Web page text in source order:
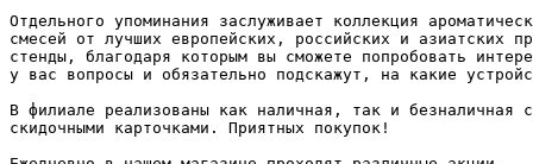
Отдельного упоминания заслуживает коллекция
смесей от лучших европейских, российских и азиатских
стенды, благодаря которым вы сможете попробовать
у вас вопросы и обязательно подскажут, на какие
В филиале реализованы как наличная, так и безналичная
скидочными карточками. Приятных покупок!